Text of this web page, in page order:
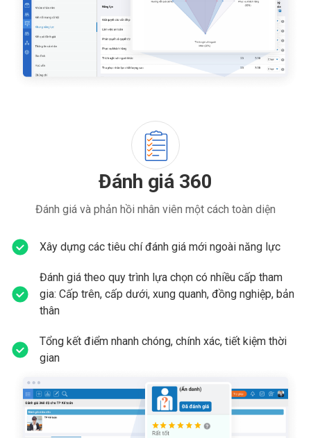
Đánh giá 360
Đánh giá và phản hồi nhân viên một cách toàn diện
Xây dựng các tiêu chí đánh giá mới ngoài năng lực
Đánh giá theo quy trình lựa chọn có nhiều cấp tham
gia: Cấp trên, cấp dưới, xung quanh, đồng nghiệp, bản
thân
Tổng kết điểm nhanh chóng, chính xác, tiết kiệm thời
gian